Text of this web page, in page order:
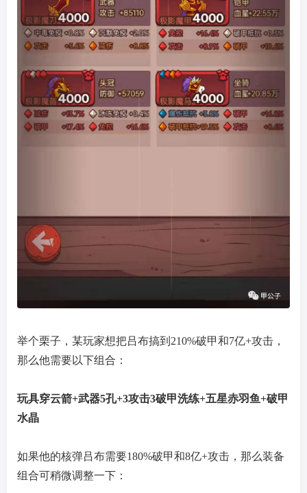
举个栗子，某玩家想把吕布搞到210%破甲和7亿+攻击，
那么他需要以下组合：
玩具穿云箭+武器5孔+3攻击3破甲洗练+五星赤羽鱼+破甲
水晶
如果他的核弹吕布需要180%破甲和8亿+攻击，那么装备
组合可稍微调整一下：